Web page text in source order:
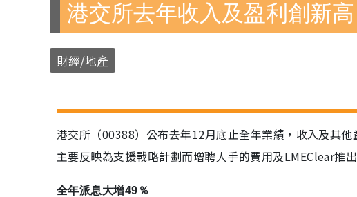
港交所去年收入及盈利創新高
財經/地產
港交所（00388）公布去年12月底止全年業績，收入及其
主要反映為支援戰略計劃而增聘人手的費用及LMEClear推
全年派息大增49％